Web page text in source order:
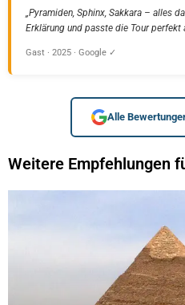
„Pyramiden, Sphinx, Sakkara – alles
Erklärung und passte die Tour perfekt
Gast · 2025 · Google ✓
Alle
Weitere Empfehlungen